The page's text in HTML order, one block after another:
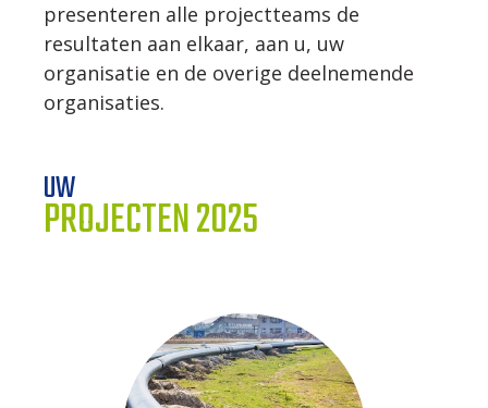
presenteren alle projectteams de
resultaten aan elkaar, aan u, uw
organisatie en de overige deelnemende
organisaties.
UW
PROJECTEN 2025